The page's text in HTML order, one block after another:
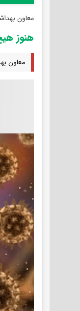
معاون
هنوز
معاون